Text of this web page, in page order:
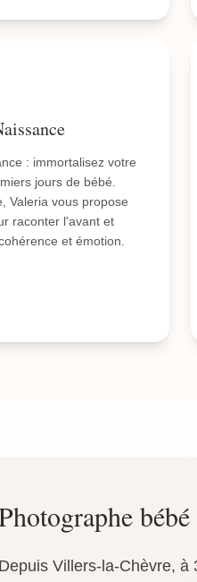
: immortalisez votre
jours de bébé.
Valeria vous propose
raconter l'avant et
et émotion.
Depuis Villers-la-Chèvre, à